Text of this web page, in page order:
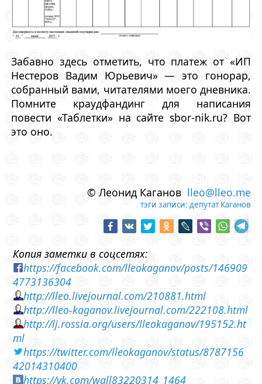
Забавно здесь отметить, что платеж от «ИП
Нестеров Вадим Юрьевич» — это гонорар,
собранный вами, читателями моего дневника.
Помните краудфандинг для написания
повести «Таблетки» на сайте sbor-nik.ru? Вот
это оно.
© Леонид Каганов lleo@lleo.me
тэги записи: депутат Каганов
Копия заметки в соцсетях:
https://facebook.com/lleokaganov/posts/146909
4773136304
http://lleo.livejournal.com/210881.html
http://lleo-kaganov.livejournal.com/222108.html
http://lj.rossia.org/users/lleokaganov/195152.ht
ml
https://twitter.com/lleokaganov/status/8787156
42014310400
https://vk.com/wall83220314_1464